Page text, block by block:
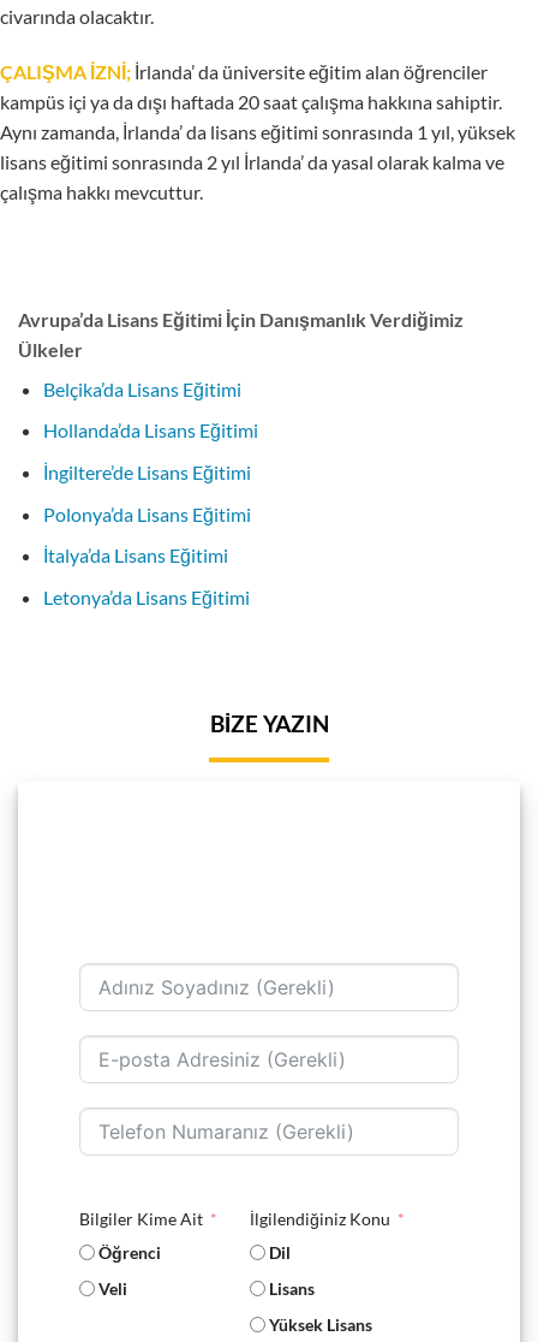
civarında olacaktır.
ÇALIŞMA İZNİ; İrlanda’ da üniversite eğitim alan öğrenciler
kampüs içi ya da dışı haftada 20 saat çalışma hakkına sahiptir.
Aynı zamanda, İrlanda’ da lisans eğitimi sonrasında 1 yıl, yüksek
lisans eğitimi sonrasında 2 yıl İrlanda’ da yasal olarak kalma ve
çalışma hakkı mevcuttur.
Avrupa’da Lisans Eğitimi İçin Danışmanlık Verdiğimiz
Ülkeler
Belçika’da Lisans Eğitimi
Hollanda’da Lisans Eğitimi
İngiltere’de Lisans Eğitimi
Polonya’da Lisans Eğitimi
İtalya’da Lisans Eğitimi
Letonya’da Lisans Eğitimi
BİZE YAZIN
Bilgiler Kime Ait
Öğrenci
Veli
İlgilendiğiniz Konu
Dil
Lisans
Yüksek Lisans